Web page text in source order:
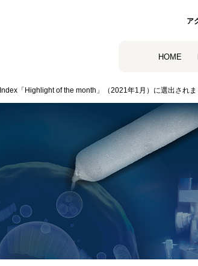
ア
HOME
「Highlight of the month」（2021年1月）に選出されま